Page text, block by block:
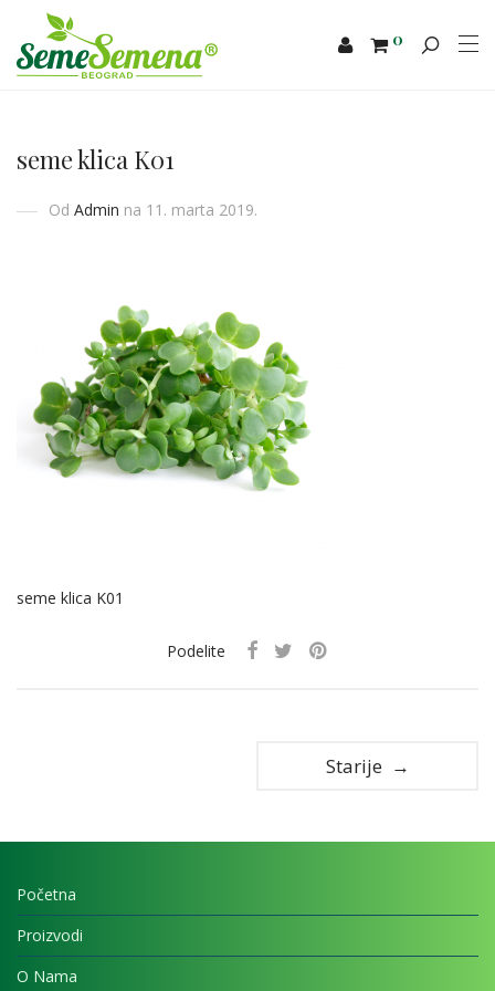
0
seme klica K01
Od Admin na 11. marta 2019.
seme klica K01
Podelite
Starije →
Početna
Proizvodi
O Nama